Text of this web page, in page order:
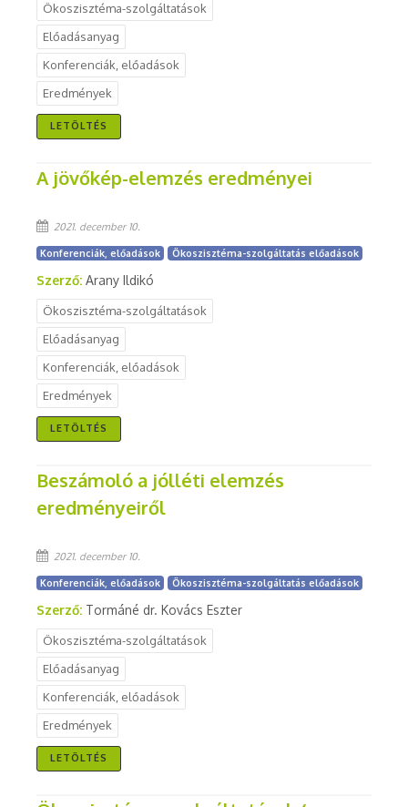
Ökoszisztéma-szolgáltatások
Előadásanyag
Konferenciák, előadások
Eredmények
LETÖLTÉS
A jövőkép-elemzés eredményei
2021. december 10.
Konferenciák, előadások Ökoszisztéma-szolgáltatás előadások
Szerző: Arany Ildikó
Ökoszisztéma-szolgáltatások
Előadásanyag
Konferenciák, előadások
Eredmények
LETÖLTÉS
Beszámoló a jólléti elemzés
eredményeiről
2021. december 10.
Konferenciák, előadások Ökoszisztéma-szolgáltatás előadások
Szerző: Tormáné dr. Kovács Eszter
Ökoszisztéma-szolgáltatások
Előadásanyag
Konferenciák, előadások
Eredmények
LETÖLTÉS